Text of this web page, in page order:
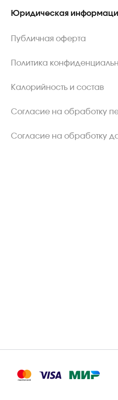
Юридическая
Публичная оферта
Политика
Калорийность и состав
Согласие на обработку
Согласие на обработку